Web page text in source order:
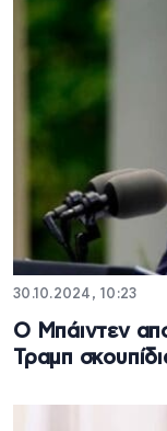
30.10.2024, 10:23
Ο Μπάιντεν
Τραμπ